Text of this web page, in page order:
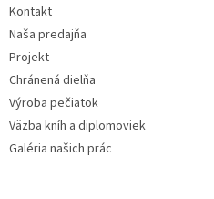
Kontakt
Naša predajňa
Projekt
Chránená dielňa
Výroba pečiatok
Väzba kníh a diplomoviek
Galéria našich prác